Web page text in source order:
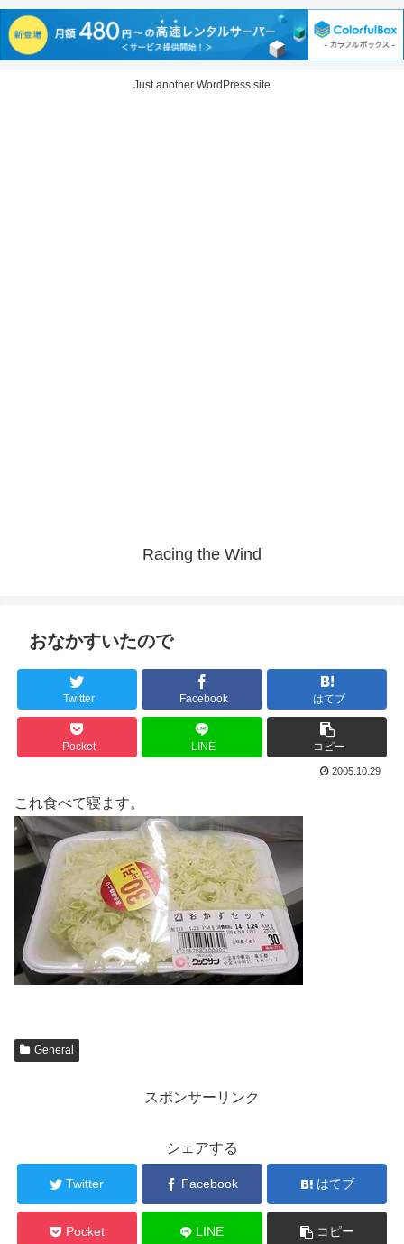
Just another WordPress site
Racing the Wind
おなかすいたので
Twitter Facebook はてブ
Pocket LINE コピー
2005.10.29
これ食べて寝ます。
General
スポンサーリンク
シェアする
Twitter Facebook はてブ
Pocket LINE コピー